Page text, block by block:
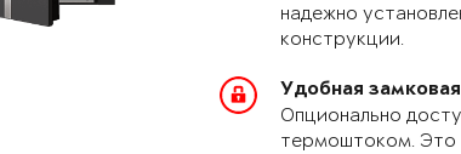
надежно
конструкции.
Удобная
Опционально
термоштоком. Это